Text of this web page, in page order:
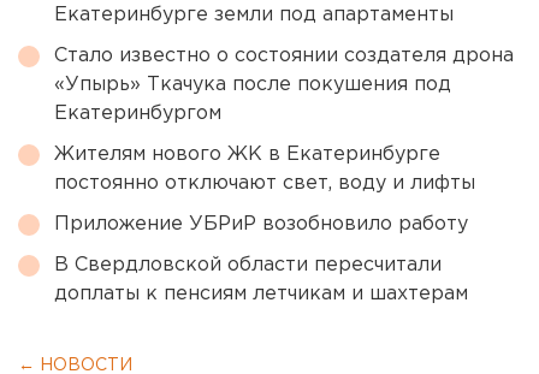
Екатеринбурге земли под апартаменты
Стало известно о состоянии создателя дрона
«Упырь» Ткачука после покушения под
Екатеринбургом
Жителям нового ЖК в Екатеринбурге
постоянно отключают свет, воду и лифты
Приложение УБРиР возобновило работу
В Свердловской области пересчитали
доплаты к пенсиям летчикам и шахтерам
← НОВОСТИ